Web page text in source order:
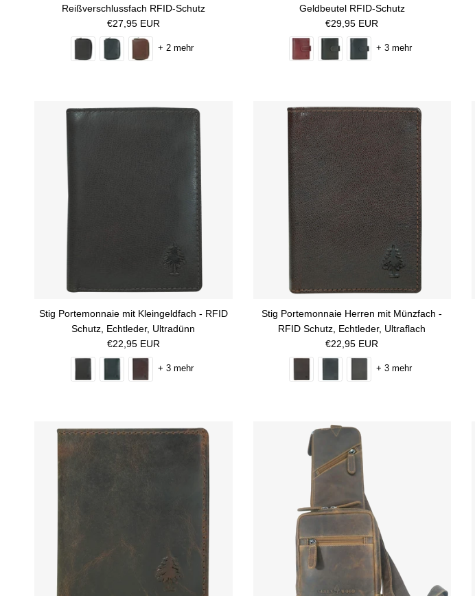
Reißverschlussfach RFID-Schutz
Normaler Preis
€27,95 EUR
+ 2 mehr
Geldbeutel RFID-Schutz
Normaler Preis
€29,95 EUR
+ 3 mehr
Stig Portemonnaie mit Kleingeldfach - RFID
Schutz, Echtleder, Ultradünn
Normaler Preis
€22,95 EUR
+ 3 mehr
Stig Portemonnaie Herren mit Münzfach -
RFID Schutz, Echtleder, Ultraflach
Normaler Preis
€22,95 EUR
+ 3 mehr